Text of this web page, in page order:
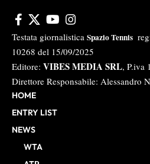
Testata giornalistica Spazio Tennis
10268 del 15/09/2025
Editore: VIBES MEDIA SRL, P.iva
Direttore Responsabile: Alessandro
HOME
ENTRY LIST
NEWS
WTA